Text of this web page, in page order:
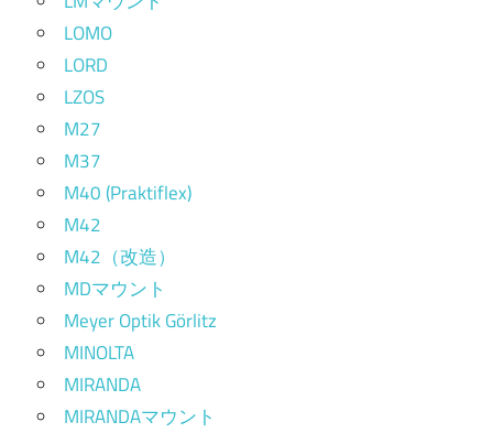
LOMO
LORD
LZOS
M27
M37
M40 (Praktiflex)
M42
M42（改造）
MDマウント
Meyer Optik Görlitz
MINOLTA
MIRANDA
MIRANDAマウント